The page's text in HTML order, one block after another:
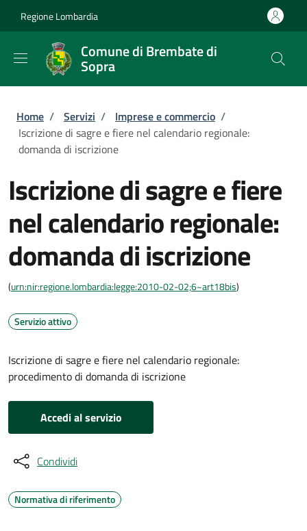
Regione Lombardia
Comune di Brembate di
Sopra
Briciole di pane
Home / Servizi / Imprese e commercio /
Iscrizione di sagre e fiere nel calendario regionale:
domanda di iscrizione
Iscrizione di sagre e fiere
nel calendario regionale:
domanda di iscrizione
(urn:nir:regione.lombardia:legge:2010-02-02;6~art18bis)
Servizio attivo
Iscrizione di sagre e fiere nel calendario regionale:
procedimento di domanda di iscrizione
Accedi al servizio
Condividi
Normativa di riferimento